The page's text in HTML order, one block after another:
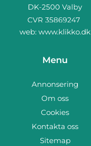
web: www.klikko.dk
Menu
Annonsering
Om oss
Cookies
Kontakta oss
Sitemap